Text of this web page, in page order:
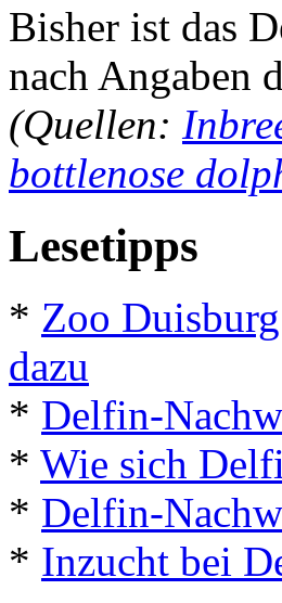
Bisher ist das
nach Angaben
(Quellen:
bottlenose
Lesetipps
* Zoo
dazu
* Delfin-
* Wie sich
* Delfin-
* Inzucht bei